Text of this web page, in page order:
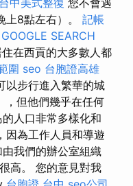
8點左右）。 記帳
GOOGLE SEARCH
在西貢的大多數人都
圍 seo 台胞證高雄
以步行進入繁華的城
，但他們幾乎在任何
人口非常多樣化和
因為工作人員和導遊
我們的辦公室組織
高。 您的意見對我